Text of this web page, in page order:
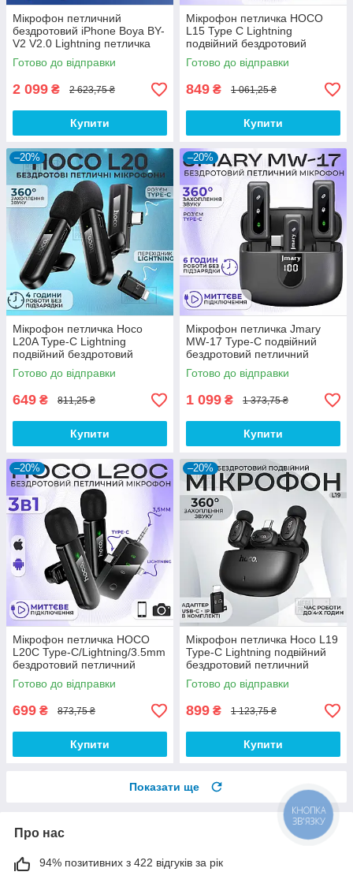
Мікрофон петличний
бездротовий iPhone Boya BY-
V2 V2.0 Lightning петличка
для айфона телефону
Готово до відправки
2 099 ₴ 2 623,75 ₴
Купити
Мікрофон петличка HOCO
L15 Type C Lightning
подвійний бездротовий
петличний мікрофон для
запису звуку на телефон
айфон
Готово до відправки
849 ₴ 1 061,25 ₴
Купити
–20%
Мікрофон петличка Hoco
L20A Type-C Lightning
подвійний бездротовий
петличний мікрофон для
iphone телефону
Готово до відправки
649 ₴ 811,25 ₴
Купити
–20%
Мікрофон петличка Jmary
MW-17 Type-C подвійний
бездротовий петличний
мікрофон для запису звуку на
телефон із зарядним кейсом
Готово до відправки
1 099 ₴ 1 373,75 ₴
Купити
–20%
Мікрофон петличка HOCO
L20C Type-C/Lightning/3.5mm
бездротовий петличний
мікрофон для запису звуку на
телефон айфон
камеруМікрофон
Готово до відправки
699 ₴ 873,75 ₴
Купити
–20%
Мікрофон петличка Hoco L19
Type-C Lightning подвійний
бездротовий петличний
мікрофон для iphone
телефона із зарядним
кейсом
Готово до відправки
899 ₴ 1 123,75 ₴
Купити
Показати ще
Про нас
94% позитивних з 422 відгуків за рік
КНОПКА
ЗВ'ЯЗКУ